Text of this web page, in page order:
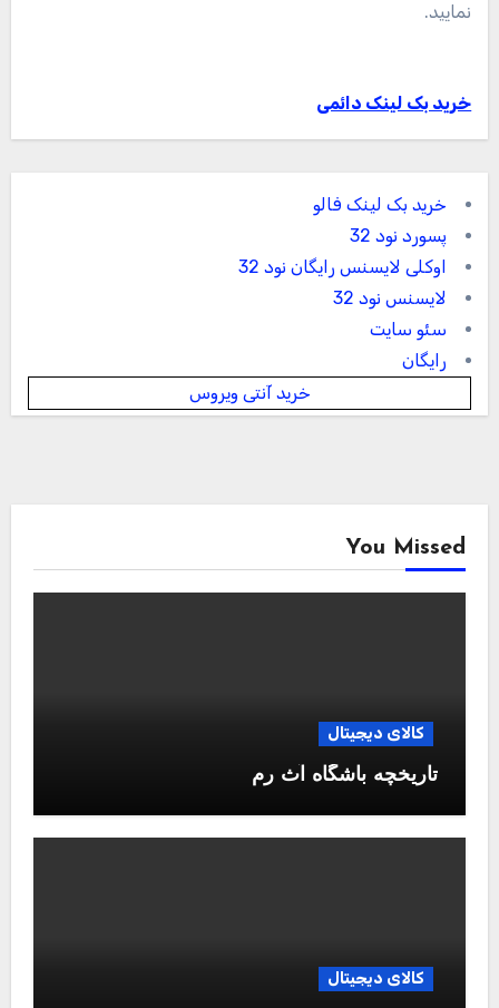
نمایید.
خرید بک لینک دائمی
خرید بک لینک فالو
پسورد نود 32
اوکلی لایسنس رایگان نود 32
لایسنس نود 32
سئو سایت
رایگان
خرید آنتی ویروس
You Missed
کالای دیجیتال
تاریخچه باشگاه آث رم
کالای دیجیتال